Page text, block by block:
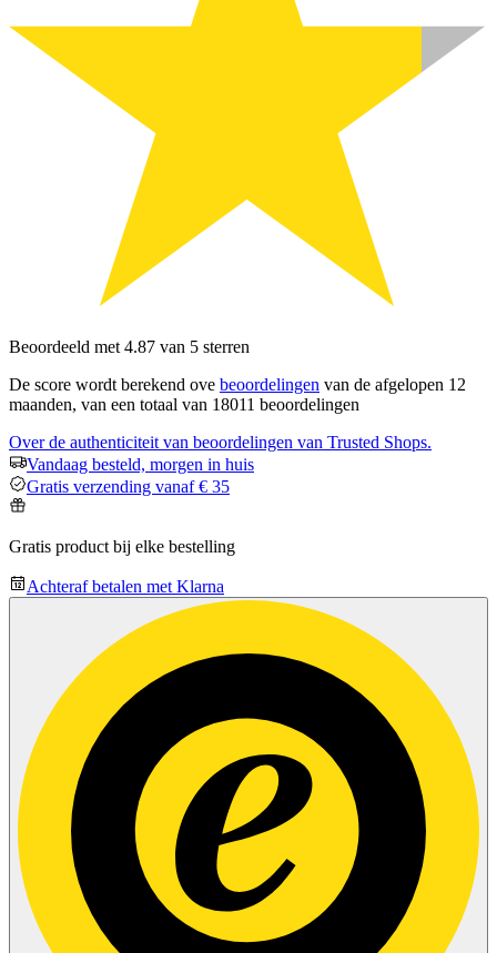
Beoordeeld met 4.87 van 5 sterren
De score wordt berekend ove beoordelingen van de afgelopen 12
maanden, van een totaal van 18011 beoordelingen
Over de authenticiteit van beoordelingen van Trusted Shops.
Vandaag besteld, morgen in huis
Gratis verzending vanaf € 35
Gratis product bij elke bestelling
Achteraf betalen met Klarna